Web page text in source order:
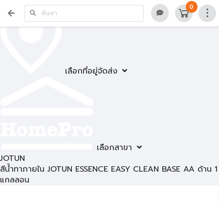
เลือกที่อยู่จัดส่ง
เลือกสาขา
0
JOTUN
สีน้ำทาภายใน JOTUN ESSENCE EASY CLEAN BASE AA ด้าน 1
แกลลอน